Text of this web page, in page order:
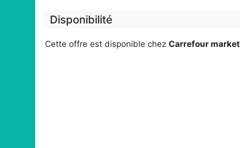
Disponibilité
Cette offre est disponible chez Carrefour market